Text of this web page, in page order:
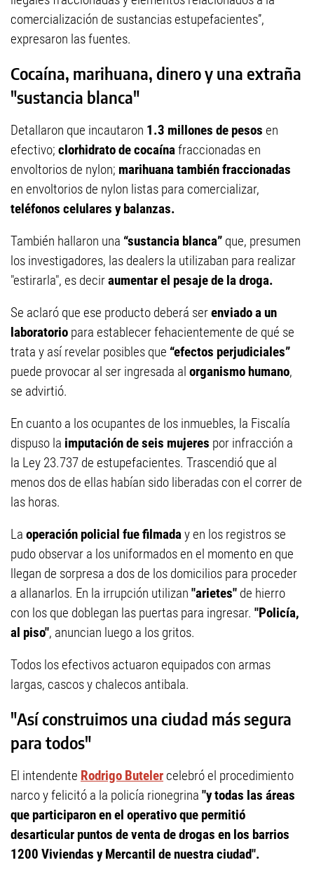
comercialización de sustancias estupefacientes”,
expresaron las fuentes.
Cocaína, marihuana, dinero y una extraña
"sustancia blanca"
Detallaron que incautaron 1.3 millones de pesos en
efectivo; clorhidrato de cocaínafraccionadas en
envoltorios de nylon; marihuana también fraccionadas
en envoltorios de nylon listas para comercializar,
teléfonos celulares y balanzas.
También hallaron una “sustancia blanca” que, presumen
los investigadores, las dealers la utilizaban para realizar
"estirarla", es deciraumentar el pesaje de la droga.
Se aclaró que ese producto deberá serenviado a un
laboratorio para establecer fehacientemente de qué se
trata y así revelar posibles que “efectos perjudiciales”
puede provocar al ser ingresada al organismo humano,
se advirtió.
En cuanto a los ocupantes de los inmuebles, la Fiscalía
dispuso la imputación de seis mujeres por infracción a
la Ley 23.737 de estupefacientes. Trascendió que al
menos dos de ellas habían sido liberadas con el correr de
las horas.
La operación policial fue filmaday en los registros se
pudo observar a los uniformados en el momento en que
llegan de sorpresa a dos de los domicilios para proceder
a allanarlos. En la irrupción utilizan "arietes" de hierro
con los que doblegan las puertas para ingresar. "Policía,
al piso", anuncian luego a los gritos.
Todos los efectivos actuaron equipados con armas
largas, cascos y chalecos antibala.
"Así construimos una ciudad más segura
para todos"
El intendente Rodrigo Buteler celebró el procedimiento
narco y felicitó a la policía rionegrina "y todas las áreas
que participaron en el operativo que permitió
desarticular puntos de venta de drogas en los barrios
1200 Viviendas y Mercantil de nuestra ciudad".